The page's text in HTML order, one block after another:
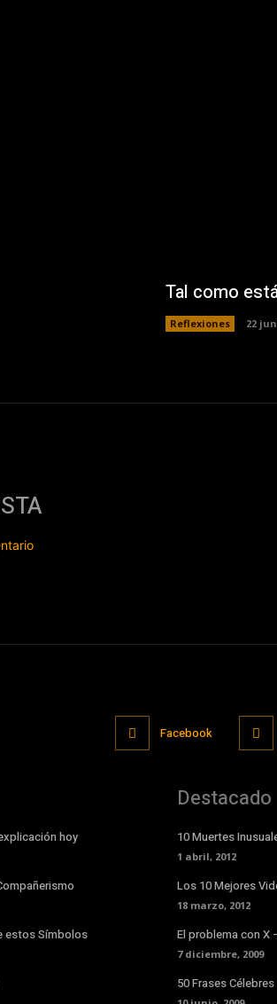
Tal como
Reflexiones 22
Facebook
hoy
estos Símbolos
Destacado
10 Muertes
1 abril, 2012
Los 10 Mejores
18 marzo, 2012
El problema con X
7 diciembre, 2009
50 Frases